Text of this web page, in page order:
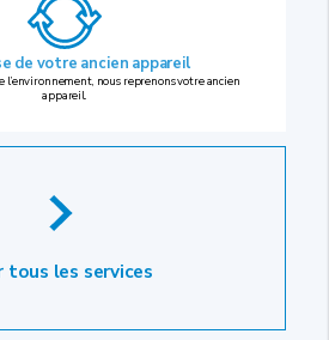
de votre ancien appareil
l’environnement, nous reprenons votre ancien
appareil.
tous les services